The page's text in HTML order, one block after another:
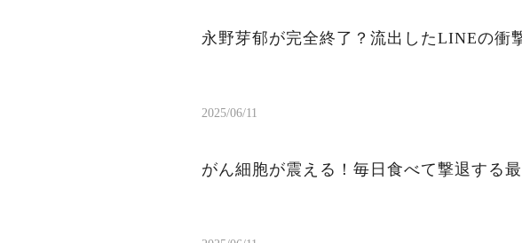
永野芽郁が完全終了？流出したLINEの衝
2025/06/11
がん細胞が震える！毎日食べて撃退する